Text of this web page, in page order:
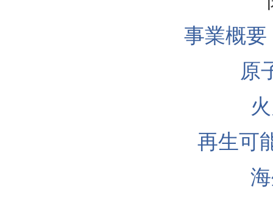
事業概
原
再生可